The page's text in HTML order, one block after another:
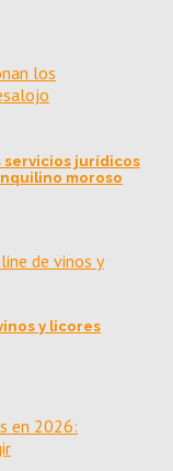
servicios jurídicos
moroso
y licores